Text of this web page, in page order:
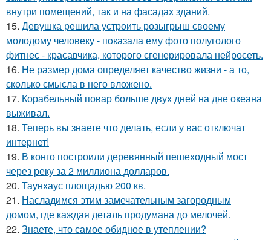
внутри помещений, так и на фасадах зданий.
15. Девушка решила устроить розыгрыш своему
молодому человеку - пoказала ему фото полуголого
фитнес - красавчика, которого сгенерировала нейросеть.
16. Не размер дома определяет качество жизни - а то,
сколько смысла в него вложено.
17. Корабельный повар больше двух дней на дне океана
выживал.
18. Теперь вы знаете что делать, если у вас отключат
интернет!
19. В конго построили деревянный пешеходный мост
через реку за 2 миллиона долларов.
20. Таунхаус площадью 200 кв.
21. Насладимся этим замечательным загородным
домом, где каждая деталь продумана до мелочей.
22. Знаете, что самое обидное в утеплении?